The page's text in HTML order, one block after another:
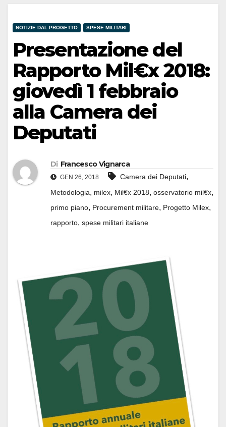
NOTIZIE DAL PROGETTO SPESE MILITARI
Presentazione del
Rapporto Mil€x 2018:
giovedì 1 febbraio
alla Camera dei
Deputati
Di Francesco Vignarca
GEN 26, 2018 Camera dei Deputati,
Metodologia, milex, Mil€x 2018, osservatorio mil€x,
primo piano, Procurement militare, Progetto Milex,
rapporto, spese militari italiane